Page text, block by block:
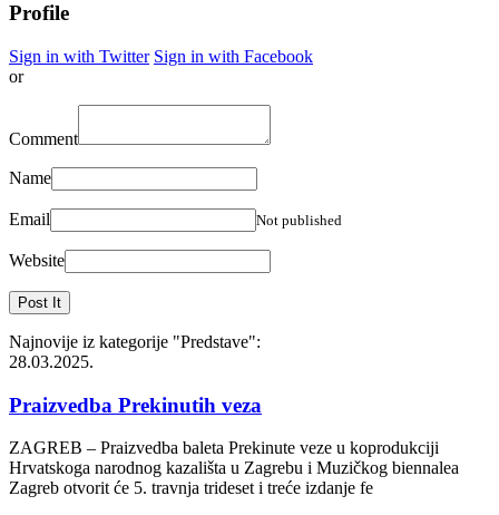
Profile
Sign in with Twitter Sign in with Facebook
or
Comment
Name
Email Not published
Website
Najnovije iz kategorije "Predstave":
28.03.2025.
Praizvedba Prekinutih veza
ZAGREB – Praizvedba baleta Prekinute veze u koprodukciji
Hrvatskoga narodnog kazališta u Zagrebu i Muzičkog biennalea
Zagreb otvorit će 5. travnja trideset i treće izdanje fe